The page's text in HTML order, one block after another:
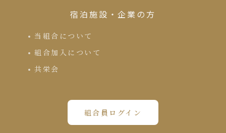
宿泊施設・企業の方
当組合について
組合加入について
共栄会
組合員ログイン